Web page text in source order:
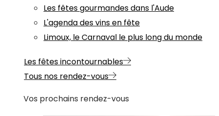
Les fêtes gourmandes dans l'Aude
L'agenda des vins en fête
Limoux, le Carnaval le plus long du monde
Les fêtes incontournables
Tous nos rendez-vous
Vos prochains rendez-vous